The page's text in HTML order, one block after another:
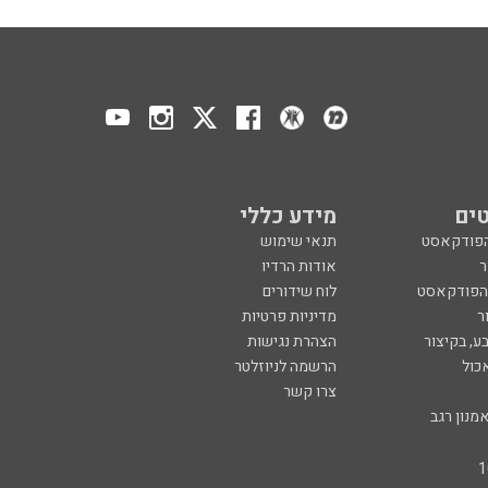
מידע כללי
תנאי שימוש
אודות הרדיו
הפודקאסט
לוח שידורים
מדיניות פרטיות
בקיצור
הצהרת נגישות
הרשמה לניוזלטר
צרו קשר
רגב